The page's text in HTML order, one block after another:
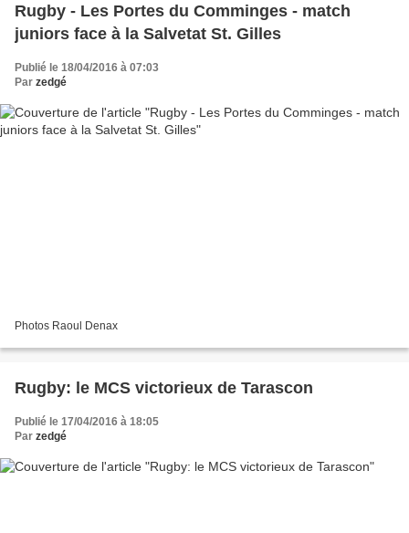
Rugby - Les Portes du Comminges - match
juniors face à la Salvetat St. Gilles
Publié le 18/04/2016 à 07:03
Par zedgé
Photos Raoul Denax
Rugby: le MCS victorieux de Tarascon
Publié le 17/04/2016 à 18:05
Par zedgé